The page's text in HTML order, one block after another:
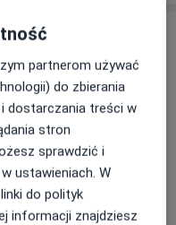
3 Adres 4
partnerom używać
do zbierania
dostarczania treści w
stron
sprawdzić i
ustawieniach. W
do polityk
informacji znajdziesz